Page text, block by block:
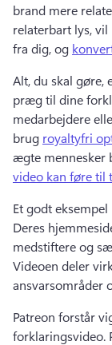
brand mere
relaterbart lys,
fra dig, og
Alt, du skal gøre,
præg til dine
medarbejdere
brug royaltyfri
ægte mennesker
video kan føre
Et godt
Deres
Videoen deler
ansvarsområder
Patreon forstår
forklaringsvideo.